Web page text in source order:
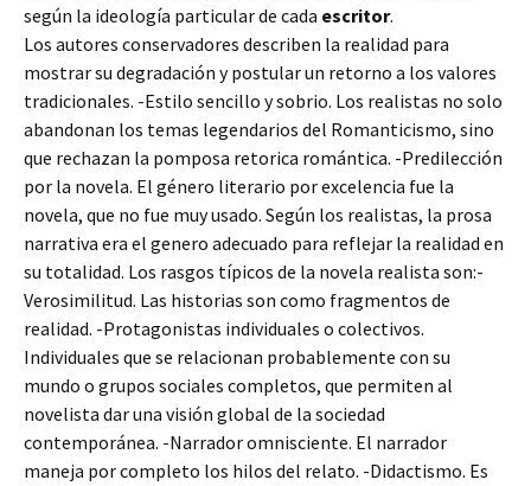
según la ideología particular de cada escritor.
Los autores conservadores describen la realidad para
mostrar su degradación y postular un retorno a los valores
tradicionales. -Estilo sencillo y sobrio. Los realistas no solo
abandonan los temas legendarios del Romanticismo, sino
que rechazan la pomposa retorica romántica. -Predilección
por la novela. El género literario por excelencia fue la
novela, que no fue muy usado. Según los realistas, la prosa
narrativa era el genero adecuado para reflejar la realidad en
su totalidad. Los rasgos típicos de la novela realista son:-
Verosimilitud. Las historias son como fragmentos de
realidad. -Protagonistas individuales o colectivos.
Individuales que se relacionan probablemente con su
mundo o grupos sociales completos, que permiten al
novelista dar una visión global de la sociedad
contemporánea. -Narrador omnisciente. El narrador
maneja por completo los hilos del relato. -Didactismo. Es